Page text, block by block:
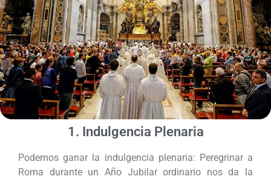
1. Indulgencia Plenaria
Podemos ganar la indulgencia plenaria: Peregrinar a
Roma durante un Año Jubilar ordinario nos da la